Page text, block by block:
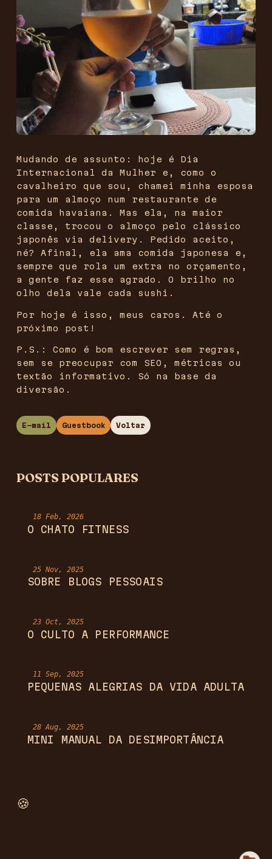
Mudando de assunto: hoje é Dia
Internacional da Mulher e, como o
cavalheiro que sou, chamei minha esposa
para um almoço num restaurante de
comida havaiana. Mas ela, na maior
classe, trocou o almoço pelo clássico
japonês via delivery. Pedido aceito,
né? Afinal, ela ama comida japonesa e,
sempre que rola um extra no orçamento,
a gente faz esse agrado. O brilho no
olho dela vale cada sushi.
Por hoje é isso, meus caros. Até o
próximo post!
P.S.: Como é bom escrever sem regras,
sem se preocupar com SEO, métricas ou
textão informativo. Só na base da
diversão.
E-mail Guestbook Voltar
POSTS POPULARES
18 Feb, 2026
O CHATO FITNESS
25 Nov, 2025
SOBRE BLOGS PESSOAIS
23 Oct, 2025
O CULTO A PERFORMANCE
11 Sep, 2025
PEQUENAS ALEGRIAS DA VIDA ADULTA
28 Aug, 2025
MINI MANUAL DA DESIMPORTÂNCIA